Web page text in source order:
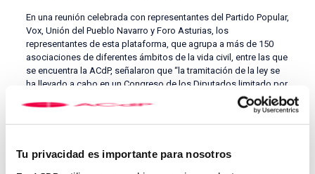
Tu privacidad es importante para nosotros
En una reunión celebrada con representantes del Partido Popular,
Vox, Unión del Pueblo Navarro y Foro Asturias, los
representantes de esta plataforma, que agrupa a más de 150
asociaciones de diferentes ámbitos de la vida civil, entre las que
se encuentra la ACdP, señalaron que “la tramitación de la ley se
ha llevado a cabo en un Congreso de los Diputados limitado por
la declaración del estado de alarma, buscando la fórmula para
que se haga sin comparecencias ni debates”.
San Pablo, Carmen Sánchez Maillo; el secretario del Centro de